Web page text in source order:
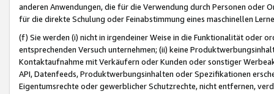
anderen Anwendungen, die für die Verwendung durch Personen
für die direkte Schulung oder Feinabstimmung eines maschinellen
(f) Sie werden (i) nicht in irgendeiner Weise in die Funktionalität oder
entsprechenden Versuch unternehmen; (ii) keine
Kontaktaufnahme mit Verkäufern oder Kunden oder sonstiger
API, Datenfeeds, Produktwerbungsinhalten oder Spezifikationen
Eigentumsrechte oder gewerblicher Schutzrechte, nicht entfernen,